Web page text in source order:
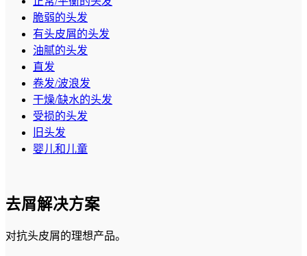
脆弱的头发
有头皮屑的头发
油腻的头发
直发
卷发/波浪发
干燥/缺水的头发
受损的头发
旧头发
婴儿和儿童
去屑解决方案
对抗头皮屑的理想产品。